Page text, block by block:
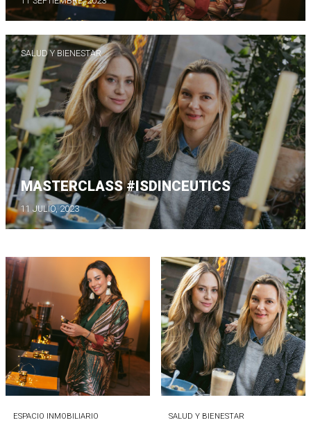
SALUD Y BIENESTAR
MASTERCLASS #ISDINCEUTICS
11 JULIO, 2023
ESPACIO INMOBILIARIO SALUD Y BIENESTAR